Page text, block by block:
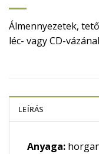
Álmennyezetek,
léc- vagy CD-
LEÍRÁS
Anyaga: